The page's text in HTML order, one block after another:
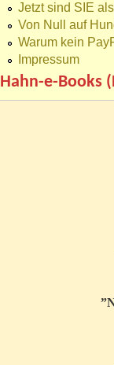
Jetzt sind SIE
Von Null auf
Warum kein
Impressum
Hahn-e-Books